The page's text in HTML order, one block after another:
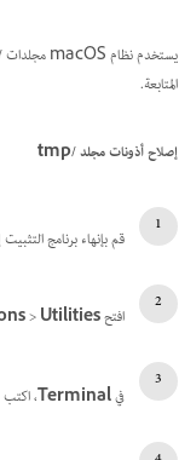
يستخدم نظام macOS مجلدات
المتابعة.
إصلاح أذونات مجلد/tmp
قم بإنهاء برنامج
افتح >Utilities
فيTerminal، اكتب